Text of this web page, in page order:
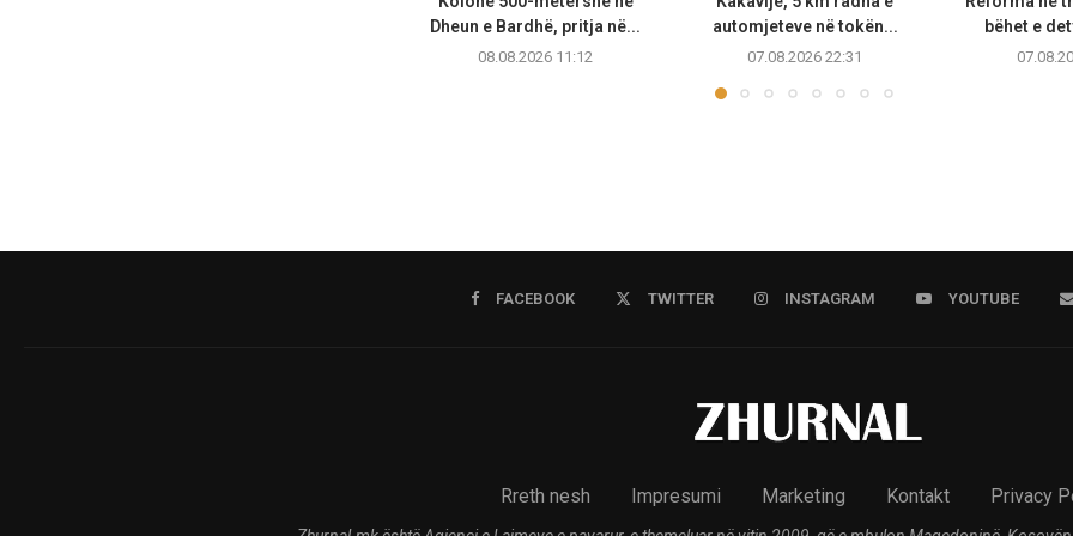
Dheun e Bardhë, pritja në...
08.08.2026 11:12
automjeteve në tokën...
07.08.2026 22:31
bëhet e
FACEBOOK TWITTER INSTAGRAM YOUTUBE
Rreth nesh Impresumi Marketing Kontakt Privacy